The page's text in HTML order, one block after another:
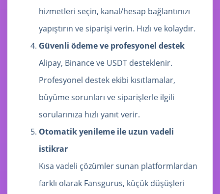
hizmetleri seçin, kanal/hesap bağlantınızı
yapıştırın ve siparişi verin. Hızlı ve kolaydır.
Güvenli ödeme ve profesyonel destek
Alipay, Binance ve USDT desteklenir.
Profesyonel destek ekibi kısıtlamalar,
büyüme sorunları ve siparişlerle ilgili
sorularınıza hızlı yanıt verir.
Otomatik yenileme ile uzun vadeli
istikrar
Kısa vadeli çözümler sunan platformlardan
farklı olarak Fansgurus, küçük düşüşleri